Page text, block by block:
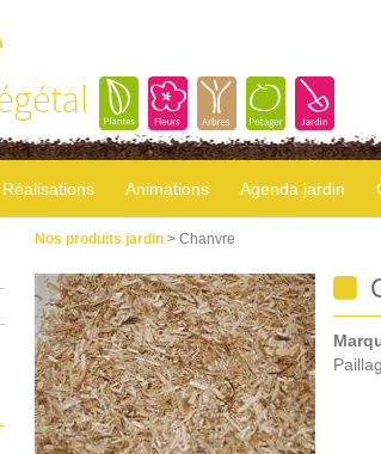
Réalisations Animations Agenda jardin
Nos produits jardin > Chanvre